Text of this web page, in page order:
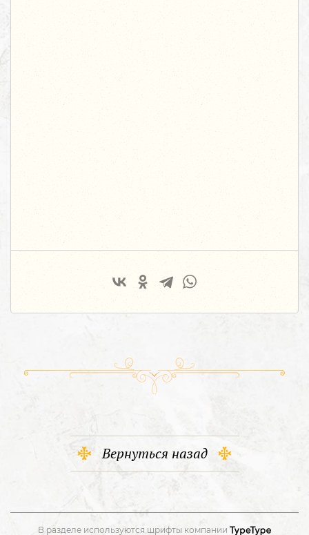
Вернуться назад
В разделе используются шрифты компании